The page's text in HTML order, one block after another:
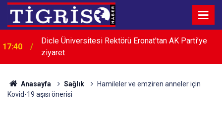
17:39 ASKF'den Mizgin Karaman'a hayırlı olsun ziyareti
Anasayfa Sağlık
Hamileler ve emziren anneler için
Kovid-19 aşısı önerisi